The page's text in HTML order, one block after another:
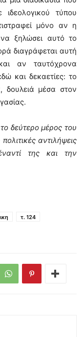
τύπου
μόνο αν η
ξηλώσει αυτό το
διαγράφεται αυτή
αν ταυτόχρονα
και δεκαετίες: το
δουλειά μέσα στον
δεύτερο μέρος του
αντιλήψεις
της και την
τ. 124